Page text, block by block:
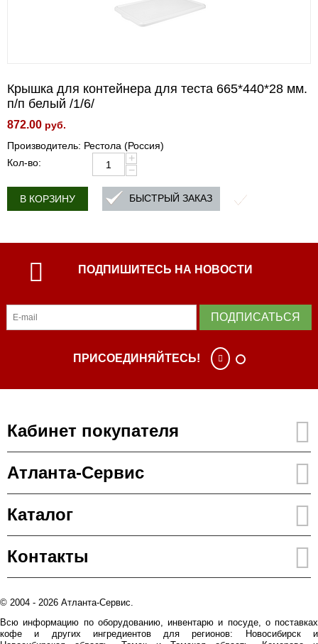
Крышка для контейнера для теста 665*440*28 мм.
п/п белый /1/6/
872.00 руб.
Производитель: Рестола (Россия)
Кол-во:
+
−
В КОРЗИНУ БЫСТРЫЙ ЗАКАЗ
ПОДПИШИТЕСЬ НА НОВОСТИ
ПОДПИСАТЬСЯ
ПРИСОЕДИНЯЙТЕСЬ!
Кабинет покупателя
Атланта-Сервис
Каталог
Контакты
© 2004 - 2026 Атланта-Сервис.
Всю информацию по оборудованию, инвентарю и посуде, о поставках
кофе и других ингредиентов для регионов: Новосибирск и